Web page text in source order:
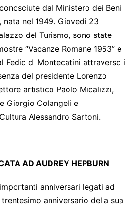
dal Ministero dei Beni
nel 1949. Giovedì 23
del Turismo, sono state
“Vacanze Romane 1953” e
Fedic di Montecatini attraverso i
del presidente Lorenzo
artistico Paolo Micalizzi,
Giorgio Colangeli e
Alessandro Sartoni.
AD AUDREY HEPBURN
anniversari legati ad
anniversario della sua